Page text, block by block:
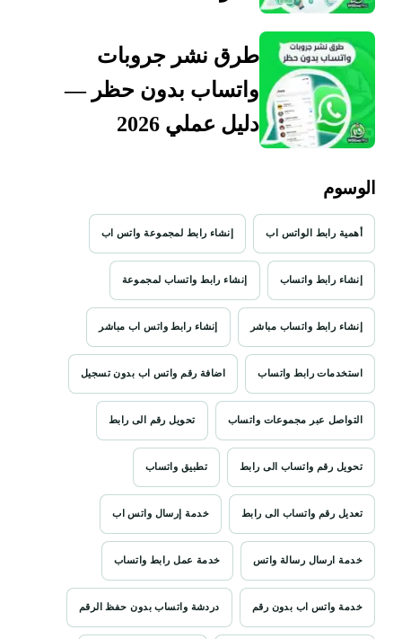
طرق نشر جروبات
واتساب بدون حظر —
دليل عملي 2026
الوسوم
أهمية رابط الواتس اب إنشاء رابط لمجموعة واتس اب
إنشاء رابط واتساب إنشاء رابط واتساب لمجموعة
إنشاء رابط واتساب مباشر إنشاء رابط واتس اب مباشر
استخدمات رابط واتساب اضافة رقم واتس اب بدون تسجيل
التواصل عبر مجموعات واتساب تحويل رقم الى رابط
تحويل رقم واتساب الى رابط تطبيق واتساب
تعديل رقم واتساب الى رابط خدمة إرسال واتس اب
خدمة ارسال رسالة واتس خدمة عمل رابط واتساب
خدمة واتس اب بدون رقم دردشة واتساب بدون حفظ الرقم